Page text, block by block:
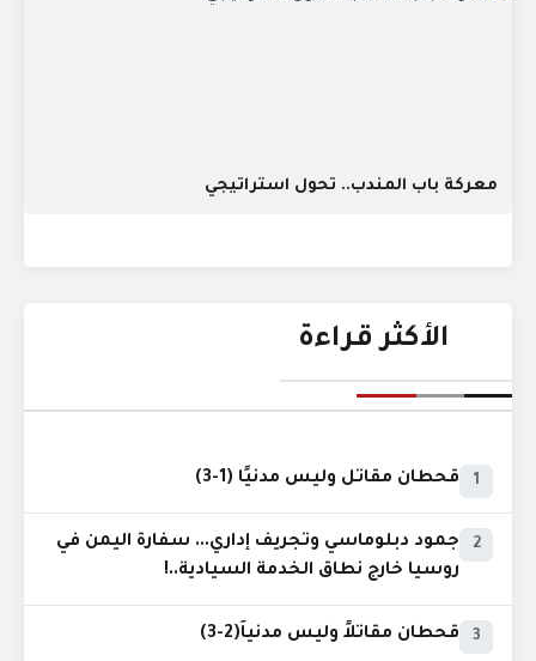
معركة باب المندب.. تحول استراتيجي
الأكثر قراءة
1 قحطان مقاتل وليس مدنيًا (1-3)
2
جمود دبلوماسي وتجريف إداري... سفارة اليمن في
روسيا خارج نطاق الخدمة السيادية..!
3 قحطان مقاتلاً وليس مدنياً(2-3)